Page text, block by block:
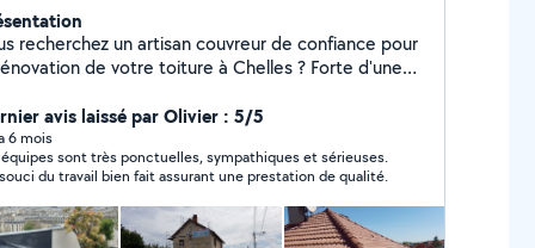
recherchez un artisan couvreur de confiance pour
de votre toiture à Chelles ? Forte d'une
vous accompagne dans tous vos travaux de
de l'entretien à la réfection complète de
toit. Avec une garantie décennale et
inspection offerte en Seine-et-Marne, nous vous
des solutions durables pour améliorer
et l'isolation de votre maison.
avis laissé par Olivier : 5/5
6 mois
équipes sont très ponctuelles, sympathiques et sérieuses.
du travail bien fait assurant une prestation de qualité.